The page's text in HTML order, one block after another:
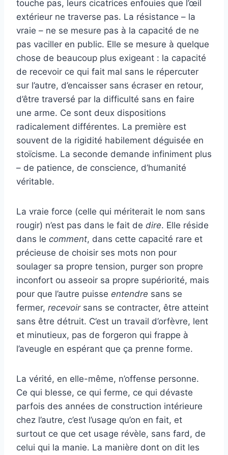
touche pas, leurs cicatrices enfouies que l’œil
extérieur ne traverse pas. La résistance – la
vraie – ne se mesure pas à la capacité de ne
pas vaciller en public. Elle se mesure à quelque
chose de beaucoup plus exigeant : la capacité
de recevoir ce qui fait mal sans le répercuter
sur l’autre, d’encaisser sans écraser en retour,
d’être traversé par la difficulté sans en faire
une arme. Ce sont deux dispositions
radicalement différentes. La première est
souvent de la rigidité habilement déguisée en
stoïcisme. La seconde demande infiniment plus
– de patience, de conscience, d’humanité
véritable.
La vraie force (celle qui mériterait le nom sans
rougir) n’est pas dans le fait de dire. Elle réside
dans le comment, dans cette capacité rare et
précieuse de choisir ses mots non pour
soulager sa propre tension, purger son propre
inconfort ou asseoir sa propre supériorité, mais
pour que l’autre puisse entendre sans se
fermer, recevoirsans se contracter, être atteint
sans être détruit. C’est un travail d’orfèvre, lent
et minutieux, pas de forgeron qui frappe à
l’aveugle en espérant que ça prenne forme.
La vérité, en elle-même, n’offense personne.
Ce qui blesse, ce qui ferme, ce qui dévaste
parfois des années de construction intérieure
chez l’autre, c’est l’usage qu’on en fait, et
surtout ce que cet usage révèle, sans fard, de
celui qui la manie. La manière dont on dit les